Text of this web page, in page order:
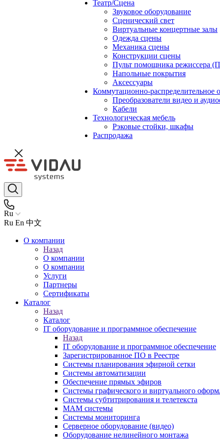
Театр/Сцена
Звуковое оборудование
Сценический свет
Виртуальные концертные залы
Одежда сцены
Механика сцены
Конструкции сцены
Пульт помощника режиссера
Напольные покрытия
Аксессуары
Коммутационно-распределительное
Преобразователи видео и
Кабели
Технологическая мебель
Рэковые стойки, шкафы
Распродажа
Ru
Ru En 中文
О компании
Назад
О компании
О компании
Услуги
Партнеры
Сертификаты
Каталог
Назад
Каталог
IT оборудование и программное обеспечение
Назад
IT оборудование и программное обеспечение
Зарегистрированное ПО в Реестре
Системы планирования эфирной сетки
Системы автоматизации
Обеспечение прямых эфиров
Системы графического и виртуального
Системы субтитрирования и телетекста
MAM системы
Системы мониторинга
Серверное оборудование (видео)
Оборудование нелинейного монтажа